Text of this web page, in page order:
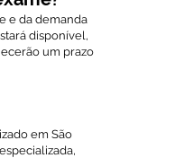
e da demanda
disponível,
um prazo
em São